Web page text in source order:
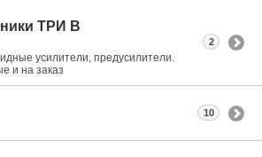
ТРИ В
усилители, предусилители.
и на заказ
2
10